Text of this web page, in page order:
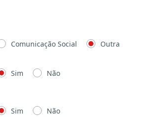
Comunicação Social Outra
Sim Não
Sim Não